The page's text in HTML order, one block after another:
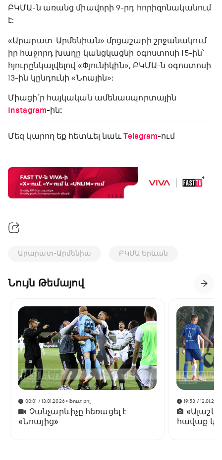
ԲԿՄԱ-ն առանց միավորի 9-րդ հորիզոնականում
է:
«Արարատ-Արմենիան» մրցաշարի շրջանակում
իր հաջորդ խաղը կանցկացնի օգոստոսի 15-ին՝
հյուրընկալվելով «Փյունիկին», ԲԿՄԱ-ն օգոստոսի
13-ին կընդունի «Նոային»:
Միացի՛ր հայկական ամենասպորտային
Instagram-ին:
Մեզ կարող եք հետևել նաև Telegram-ում
Արարատ-Արմենիա ԲԿՄԱ Երևան
Նույն Թեմայով
00:01 / 13.01.2026• Ֆուտբոլ
Չանչարևիչը հեռացել է
«Նոայից»
19:53 /
հավաք